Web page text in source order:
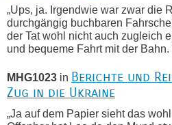
„Ups, ja. Irgendwie war zwar die
durchgängig buchbaren
der Tat wohl nicht auch zugleich
und bequeme Fahrt mit der Bahn.
MHG1023 in Berichte und
Zug in die Ukraine
„Ja auf dem Papier sieht das